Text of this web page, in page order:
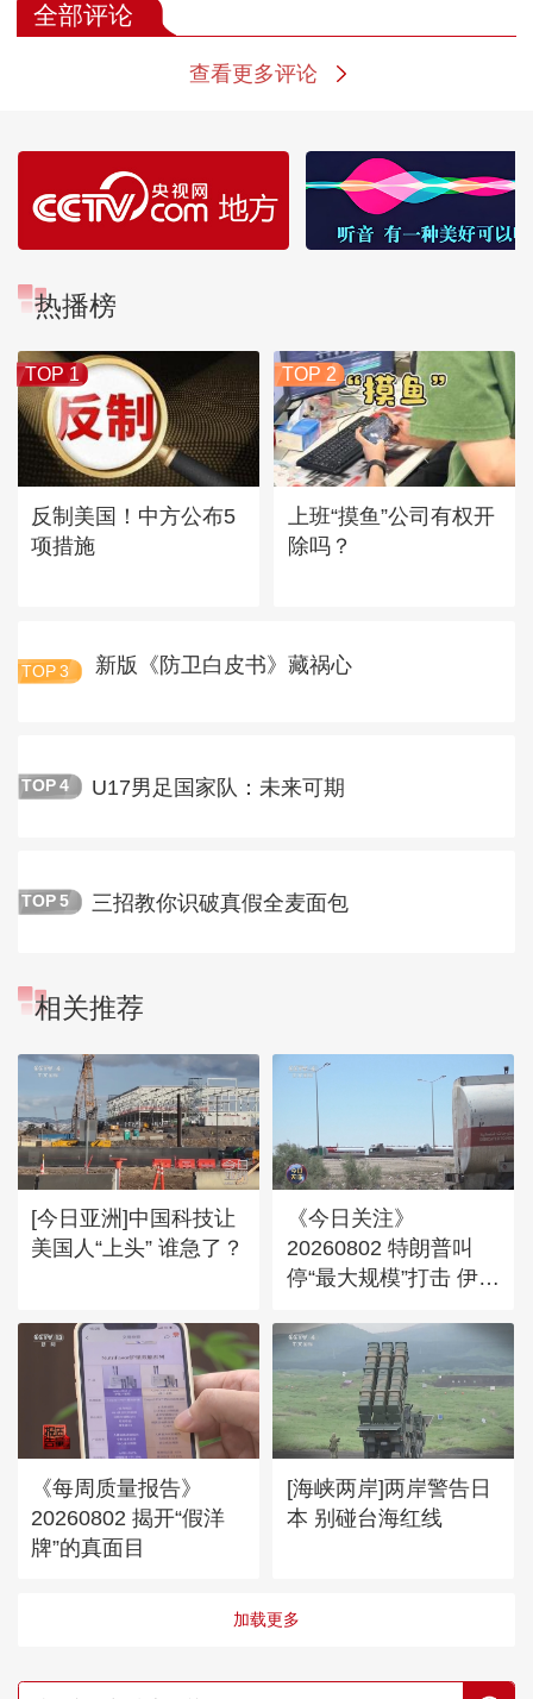
全部评论
查看更多评论
热播榜
TOP 1
反制美国！中方公布5
项措施
TOP 2
上班“摸鱼”公司有权开
除吗？
TOP 3 新版《防卫白皮书》藏祸心
TOP 4 U17男足国家队：未来可期
TOP 5 三招教你识破真假全麦面包
相关推荐
[今日亚洲]中国科技让
美国人“上头” 谁急了？
《今日关注》
20260802 特朗普叫
停“最大规模”打击 伊朗
《每周质量报告》
20260802 揭开“假洋
牌”的真面目
[海峡两岸]两岸警告日
本 别碰台海红线
加载更多